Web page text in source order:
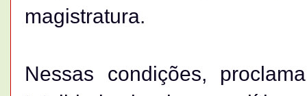
magistratura.
Nessas condições,